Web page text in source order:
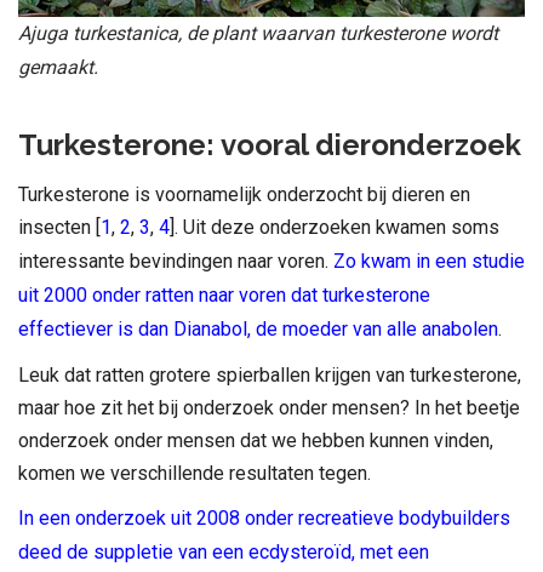
Ajuga turkestanica, de plant waarvan turkesterone wordt
gemaakt.
Turkesterone: vooral dieronderzoek
Turkesterone is voornamelijk onderzocht bij dieren en
insecten [1, 2, 3, 4]. Uit deze onderzoeken kwamen soms
interessante bevindingen naar voren. Zo kwam in een studie
uit 2000 onder ratten naar voren dat turkesterone
effectiever is dan Dianabol, de moeder van alle anabolen.
Leuk dat ratten grotere spierballen krijgen van turkesterone,
maar hoe zit het bij onderzoek onder mensen? In het beetje
onderzoek onder mensen dat we hebben kunnen vinden,
komen we verschillende resultaten tegen.
In een onderzoek uit 2008 onder recreatieve bodybuilders
deed de suppletie van een ecdysteroïd, met een